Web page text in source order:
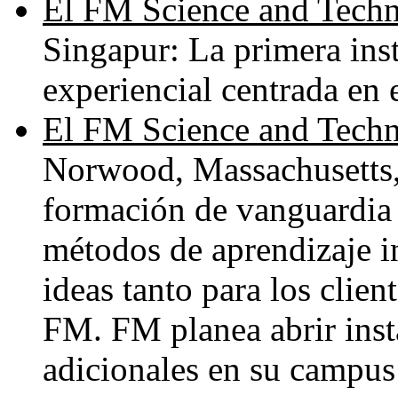
El FM Science and
Singapur: La primera
experiencial centrada
El FM Science and
Norwood, Massachusetts
formación de
métodos de aprendizaje
ideas tanto para los
FM. FM planea abrir
adicionales en su